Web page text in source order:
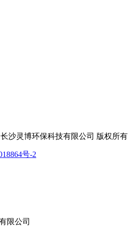
长沙灵博环保科技有限公司 版权所有
号-2